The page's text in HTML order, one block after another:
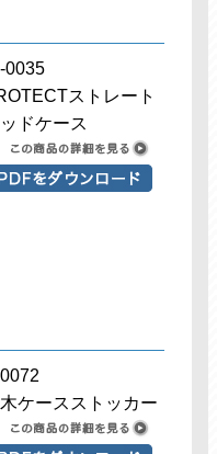
0035
ストレート
ドケース
ケースストッカー